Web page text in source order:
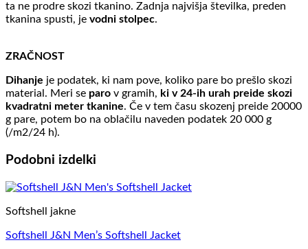
ta ne prodre skozi tkanino. Zadnja najvišja številka, preden
tkanina spusti, je vodni stolpec.
ZRAČNOST
Dihanje je podatek, ki nam pove, koliko pare bo prešlo skozi
material. Meri se paro v gramih, ki v 24-ih urah preide skozi
kvadratni meter tkanine. Če v tem času skozenj preide 20000
g pare, potem bo na oblačilu naveden podatek 20 000 g
(/m2/24 h).
Podobni izdelki
Softshell jakne
Softshell J&N Men’s Softshell Jacket